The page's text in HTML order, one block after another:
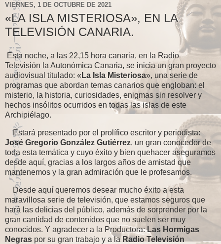
VIERNES, 1 DE OCTUBRE DE 2021
«LA ISLA MISTERIOSA», EN LA
TELEVISIÓN CANARIA.
Esta noche, a las 22,15 hora canaria, en la Radio
Televisión la Autonómica Canaria, se inicia un gran proyecto
audiovisual titulado: « La Isla Misteriosa», una serie de
programas que abordan temas canarios que engloban: el
misterio, la historia, curiosidades, enigmas sin resolver y
hechos insólitos ocurridos en todas las islas de este
Archipiélago.
Estará presentado por el prolífico escritor y periodista:
José Gregorio González Gutiérrez, un gran conocedor de
toda esta temática y cuyo éxito y bien quehacer aseguramos
desde aquí, gracias a los largos años de amistad que
mantenemos y la gran admiración que le profesamos.
Desde aquí queremos desear mucho éxito a esta
maravillosa serie de televisión, que estamos seguros que
hará las delicias del público, además de sorprender por la
gran cantidad de contenidos que no suelen ser muy
conocidos. Y agradecer a la Productora:Las Hormigas
Negras por su gran trabajo y a la Radio Televisión